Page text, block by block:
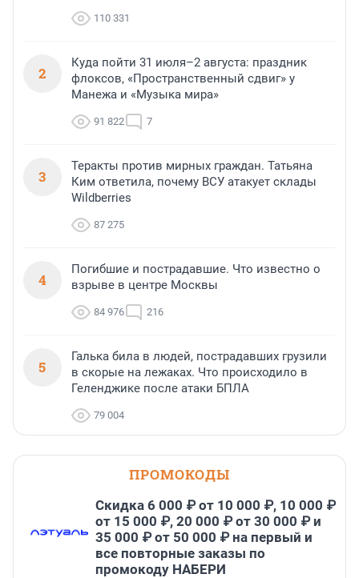
110 331
2
Куда пойти 31 июля–2 августа: праздник
флоксов, «Пространственный сдвиг» у
Манежа и «Музыка мира»
91 822 7
3
Теракты против мирных граждан. Татьяна
Ким ответила, почему ВСУ атакует склады
Wildberries
87 275
4
Погибшие и пострадавшие. Что известно о
взрыве в центре Москвы
84 976 216
5
Галька била в людей, пострадавших грузили
в скорые на лежаках. Что происходило в
Геленджике после атаки БПЛА
79 004
ПРОМОКОДЫ
Скидка 6 000 ₽ от 10 000 ₽, 10 000 ₽
от 15 000 ₽, 20 000 ₽ от 30 000 ₽ и
35 000 ₽ от 50 000 ₽ на первый и
все повторные заказы по
промокоду НАБЕРИ